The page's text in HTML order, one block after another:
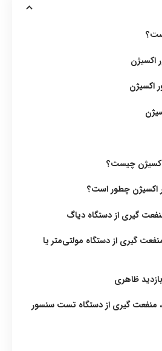
اکسیژن
اکسیژن
اکسیژن چیست؟
چطور است؟
گیری از دستگاه دیاگ
گیری از دستگاه مولتی‌متر یا
ظاهری
منفعت گیری از دستگاه تست سنسور